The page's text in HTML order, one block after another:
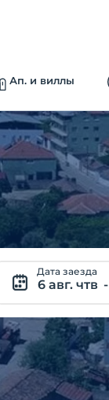
Ап. и виллы
Дата заезда
6 авг. чтв -